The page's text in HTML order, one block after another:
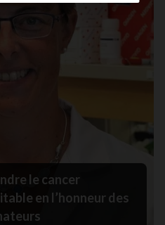
le cancer
en l’honneur des